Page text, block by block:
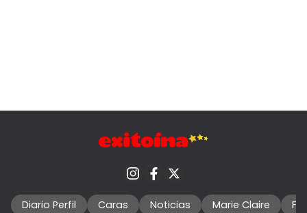
Diario Perfil Caras Noticias Marie Claire